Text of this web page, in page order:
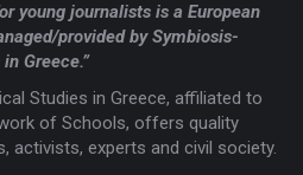
young journalists is a European
provided by Symbiosis-
Greece.”
Studies in Greece, affiliated to
of Schools, offers quality
activists, experts and civil society.